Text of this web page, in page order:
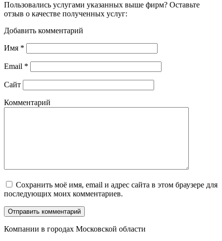
Пользовались услугами указанных выше фирм? Оставьте
отзыв о качестве полученных услуг:
Добавить комментарий
Имя *
Email *
Сайт
Комментарий
Сохранить моё имя, email и адрес сайта в этом браузере для
последующих моих комментариев.
Компании в городах Московской области